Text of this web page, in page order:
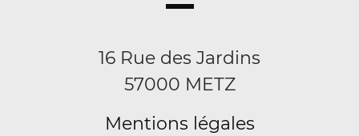
16 Rue des Jardins
57000 METZ
Mentions légales